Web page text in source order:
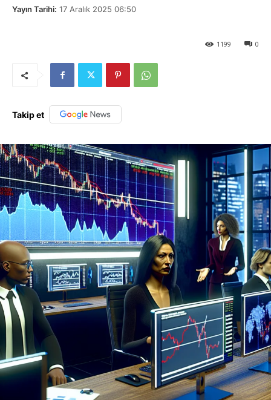
Yayın Tarihi: 17 Aralık 2025 06:50
0
1199
Takip et